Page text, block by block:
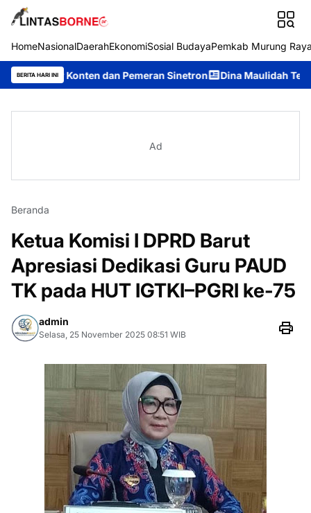
HomeNasionalDaerahEkonomiSosial BudayaPemkab Murung
BERITA HARI INI
Konten dan Pemeran Sinetron Dina Maulidah Terpilih
Ad
Beranda
Ketua Komisi I DPRD Barut
Apresiasi Dedikasi Guru PAUD
TK pada HUT IGTKI–PGRI ke-75
admin
Selasa, 25 November 2025 08:51 WIB